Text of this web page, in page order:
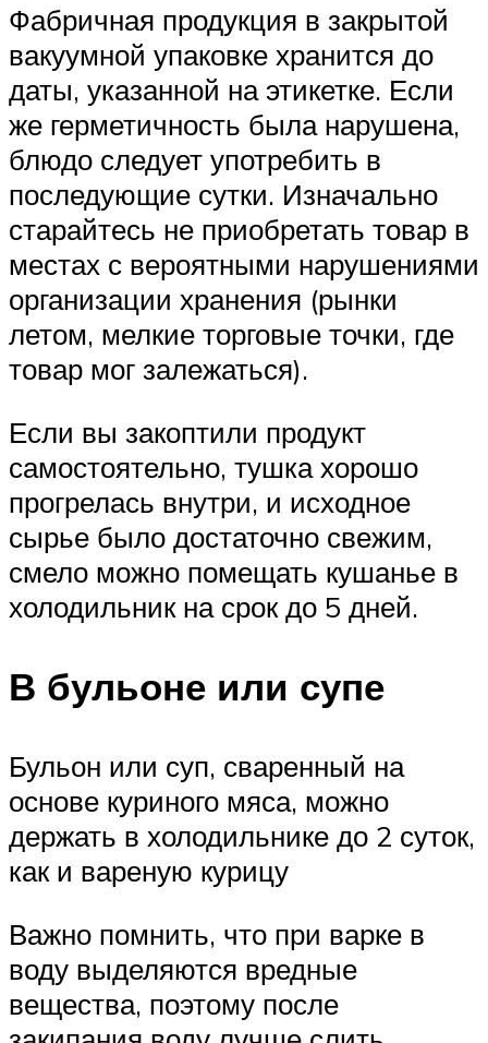
Фабричная продукция в закрытой
вакуумной упаковке хранится до
даты, указанной на этикетке. Если
же герметичность была нарушена,
блюдо следует употребить в
последующие сутки. Изначально
старайтесь не приобретать товар в
местах с вероятными нарушениями
организации хранения (рынки
летом, мелкие торговые точки, где
товар мог залежаться).
Если вы закоптили продукт
самостоятельно, тушка хорошо
прогрелась внутри, и исходное
сырье было достаточно свежим,
смело можно помещать кушанье в
холодильник на срок до 5 дней.
В бульоне или супе
Бульон или суп, сваренный на
основе куриного мяса, можно
держать в холодильнике до 2 суток,
как и вареную курицу
Важно помнить, что при варке в
воду выделяются вредные
вещества, поэтому после